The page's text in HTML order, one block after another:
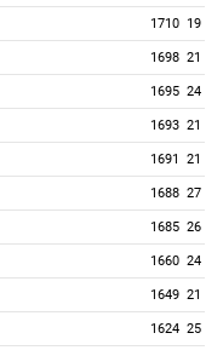
1710 19
1698 21
1695 24
1693 21
1691 21
1688 27
1685 26
1660 24
1649 21
1624 25